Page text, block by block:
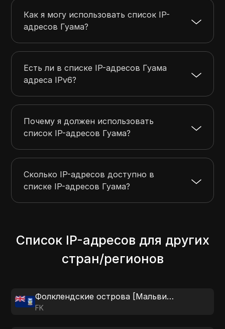
205.198.96.0
205.198.103.255
2048
205.230.132.0
205.230.132.255
209.164.184.0
209.164.191.255 2048
Как я могу использовать список IP-
адресов Гуама?
Есть ли в списке IP-адресов Гуама
адреса IPv6?
Почему я должен использовать
список IP-адресов Гуама?
Сколько IP-адресов доступно в
списке IP-адресов Гуама?
Список IP-адресов для других
стран/регионов
Фолклендские острова [Мальвинские]
FK